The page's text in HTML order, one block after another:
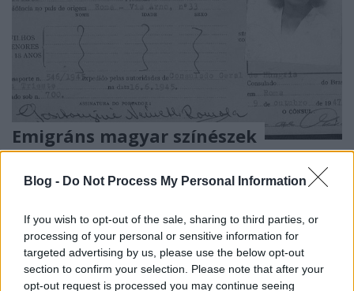
Blog - Do Not Process My Personal Information
If you wish to opt-out of the sale, sharing to third parties, or
processing of your personal or sensitive information for
targeted advertising by us, please use the below opt-out
section to confirm your selection. Please note that after your
opt-out request is processed you may continue seeing
Emigráns magyar színészek
menedékkérő engedélyeire
bukkantunk!
Valahol Dél-Amerikában beszkennelték és kietették a
netre azokat a bevándorló- és menedékkérő
okmányokat, amelyekkel a háború után